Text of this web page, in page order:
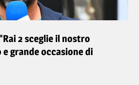
2 sceglie il nostro
grande occasione di